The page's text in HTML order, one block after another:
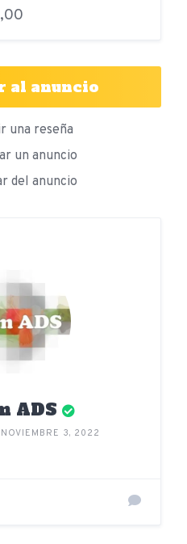
al anuncio
una reseña
un anuncio
del anuncio
ADS
3, 2022